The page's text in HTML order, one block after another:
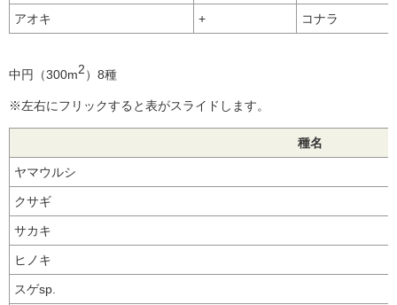
アオキ + コナラ
中円（300m2）8種
※左右にフリックすると表がスライドします。
種名
ヤマウルシ
クサギ
サカキ
ヒノキ
スゲsp.